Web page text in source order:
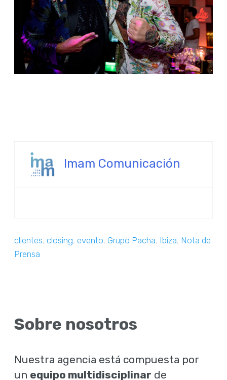
Imam Comunicación
clientes,closing,evento,Grupo Pacha, Ibiza, Nota de
Prensa
Sobre nosotros
Nuestra agencia está compuesta por
un equipo multidisciplinar de